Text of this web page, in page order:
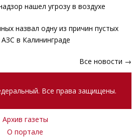
нашел угрозу в воздухе
назвал одну из причин пустых
в Калининграде
Все новости →
Все права защищены.
Архив газеты
О портале